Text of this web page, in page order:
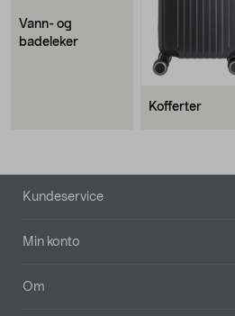
Vann- og
badeleker
Kofferter
Bunntekst
Kundeservice
Min konto
Om